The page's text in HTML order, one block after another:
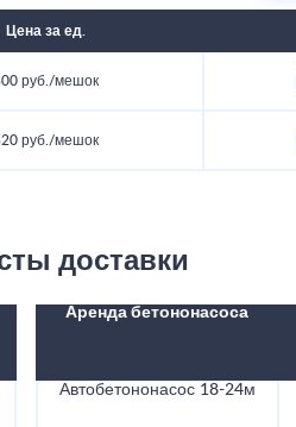
Цена за ед.
руб./мешок
руб./мешок
доставки
Аренда бетононасоса
Автобетононасос 18-24м